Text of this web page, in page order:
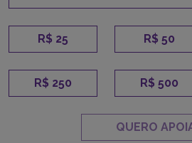
R$ 25 R$ 50
R$ 250 R$ 500
QUERO